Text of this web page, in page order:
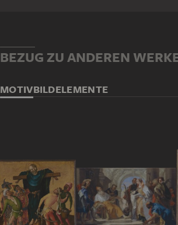
BEZUG ZU ANDEREN
MOTIVBILDELEMENTE